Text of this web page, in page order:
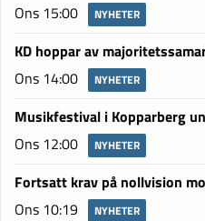
Ons 15:00
NYHETER
KD hoppar av
Ons 14:00
NYHETER
Musikfestival i Kopparberg
Ons 12:00
NYHETER
Fortsatt krav på nollvision
Ons 10:19
NYHETER